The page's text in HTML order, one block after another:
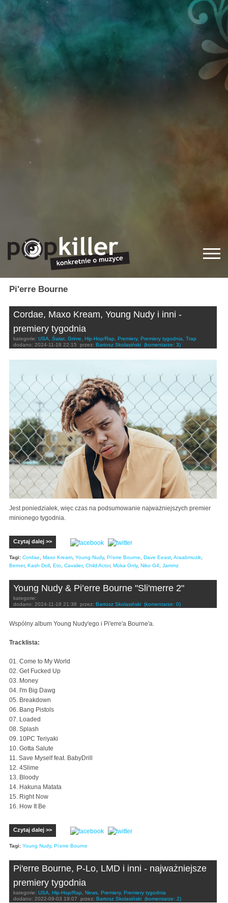
Pi'erre Bourne
Cordae, Maxo Kream, Young Nudy i inni -
premiery tygodnia
kategorie: USA, Świat, Grime, Hip-Hop/Rap, Premiery, Premiery tygodnia, Trap
dodano: 2024-11-18 22:15 przez: Bartosz Skolasiński (komentarze: 3)
Jest poniedziałek, więc czas na podsumowanie najważniejszych premier
minionego tygodnia.
Czytaj dalej >>
Tagi: Cordae Maxo Kream Young Nudy, Pi'erre Bourne Dave Eeast Araabmuzik
Berner, Kash Doll Eto Cavalier, Child Actor, Moka Only, Niko G4 Jammz
Young Nudy & Pi’erre Bourne "Sli'merre 2"
kategorie:
dodano: 2024-11-18 21:38 przez: Bartosz Skolasiński (komentarze: 0)
Wspólny album Young Nudy'ego i Pi'erre'a Bourne'a.
Tracklista:
01. Come to My World
02. Get Fucked Up
03. Money
04. I'm Big Dawg
05. Breakdown
06. Bang Pistols
07. Loaded
08. Splash
09. 10PC Teriyaki
10. Gotta Salute
11. Save Myself feat. BabyDrill
12. 4Slime
13. Bloody
14. Hakuna Matata
15. Right Now
16. How It Be
Czytaj dalej >>
Tagi: Young Nudy, Pi'erre Bourne
Pi'erre Bourne, P-Lo, LMD i inni - najważniejsze
premiery tygodnia
kategorie: USA Hip-Hop/Rap News Premiery, Premiery tygodnia
dodano: 2022-09-03 19:07 przez: Bartosz Skolasiński (komentarze: 2)